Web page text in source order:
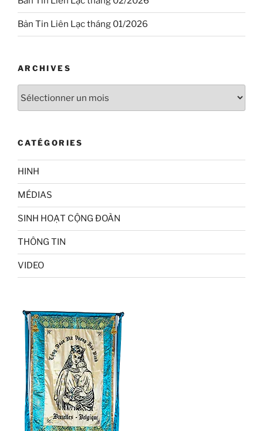
Bản Tin Liên Lạc tháng 01/2026
ARCHIVES
CATÉGORIES
HINH
MÉDIAS
SINH HOẠT CỘNG ĐOÀN
THÔNG TIN
VIDEO